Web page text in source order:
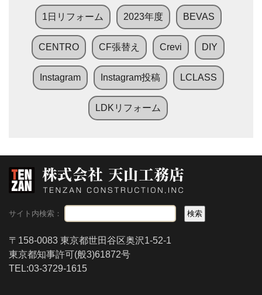
1日リフォーム 2023年度 BEVAS
CENTRO CF張替え Crevi DIY
Instagram Instagram投稿 LCLASS
LDKリフォーム
サイト内検索：
〒158-0083 東京都世田谷区奥沢1-52-1
東京都知事許可(般3)61872号
TEL:03-3729-1615